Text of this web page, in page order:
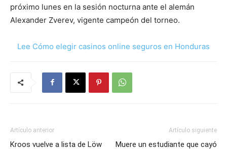
próximo lunes en la sesión nocturna ante el alemán
Alexander Zverev, vigente campeón del torneo.
Lee Cómo elegir casinos online seguros en Honduras
Artículo anterior
Kroos vuelve a lista de Löw
Artículo siguiente
Muere un estudiante que cayó